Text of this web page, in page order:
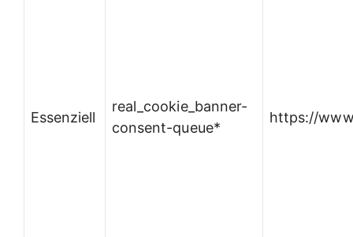
Essenziell
real_cookie_banner-
consent-queue*
https://